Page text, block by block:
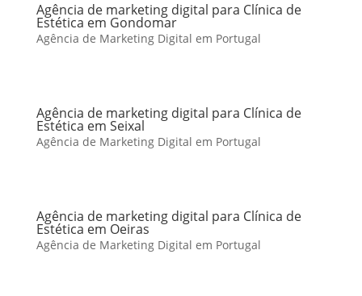
Agência de marketing digital para Clínica de
Estética em Gondomar
Agência de Marketing Digital em Portugal
Agência de marketing digital para Clínica de
Estética em Seixal
Agência de Marketing Digital em Portugal
Agência de marketing digital para Clínica de
Estética em Oeiras
Agência de Marketing Digital em Portugal